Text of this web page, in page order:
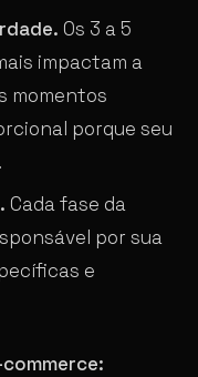
Os 3 a 5
impactam a
momentos
porque seu
Cada fase da
por sua
e